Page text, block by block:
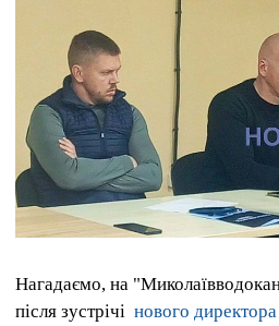
Нагадаємо, на
після зустрічі нового